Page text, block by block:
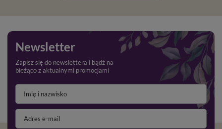
Newsletter
Zapisz się do newslettera i bądź na
bieżąco z aktualnymi promocjami